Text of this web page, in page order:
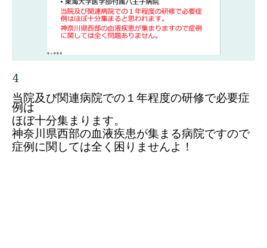
4
当院及び関連病院での１年程度の研修で必要症
例は
ほぼ十分集まります。
神奈川県西部の血液疾患が集まる病院ですので
症例に関しては全く困りませんよ！